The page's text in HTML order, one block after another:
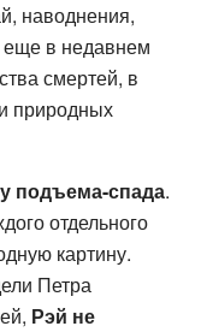
наводнения,
еще в недавнем
смертей, в
природных
подъема-спада.
отдельного
картину.
Петра
Рэй не